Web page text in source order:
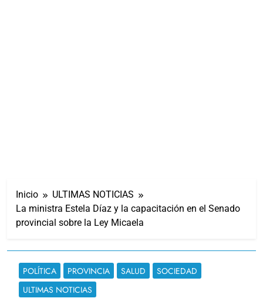
Inicio
ULTIMAS NOTICIAS
La ministra Estela Díaz y la capacitación en el Senado
provincial sobre la Ley Micaela
POLÍTICA PROVINCIA SALUD
SOCIEDAD
ULTIMAS NOTICIAS